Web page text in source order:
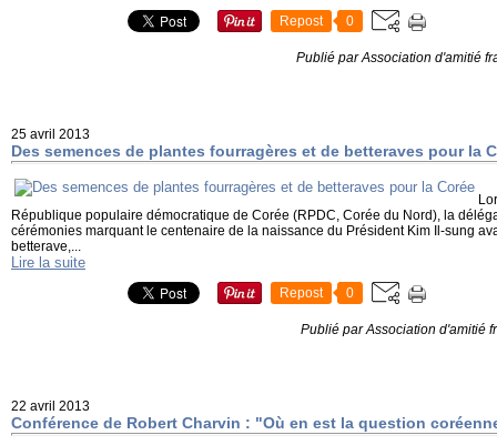
Repost 0
Publié par Association d'amitié
25 avril 2013
Des semences de plantes fourragères et de betteraves pour la
République populaire démocratique de Corée (RPDC, Corée du Nord), la
cérémonies marquant le centenaire de la naissance du Président Kim Il-sung
betterave,...
Lire la suite
Repost 0
Publié par Association d'amitié
22 avril 2013
Conférence de Robert Charvin : "Où en est la question